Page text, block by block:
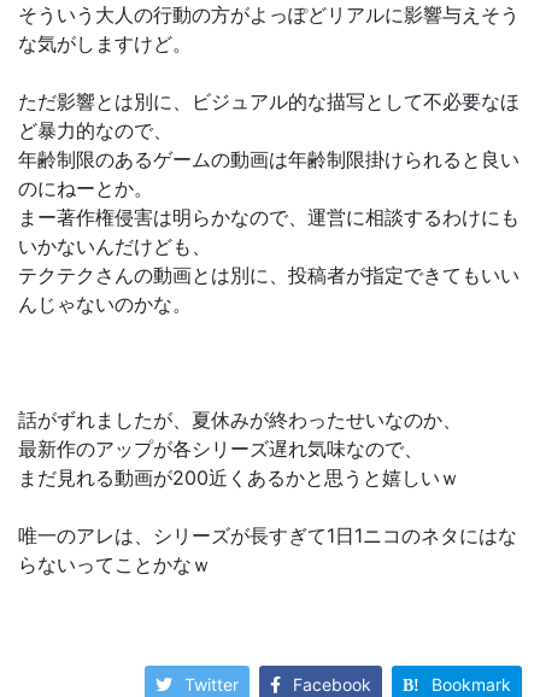
そういう大人の行動の方がよっぽどリアルに影響与えそう
な気がしますけど。
ただ影響とは別に、ビジュアル的な描写として不必要なほ
ど暴力的なので、
年齢制限のあるゲームの動画は年齢制限掛けられると良い
のにねーとか。
まー著作権侵害は明らかなので、運営に相談するわけにも
いかないんだけども、
テクテクさんの動画とは別に、投稿者が指定できてもいい
んじゃないのかな。
話がずれましたが、夏休みが終わったせいなのか、
最新作のアップが各シリーズ遅れ気味なので、
まだ見れる動画が200近くあるかと思うと嬉しいｗ
唯一のアレは、シリーズが長すぎて1日1ニコのネタにはな
らないってことかなｗ
Twitter Facebook Bookmark